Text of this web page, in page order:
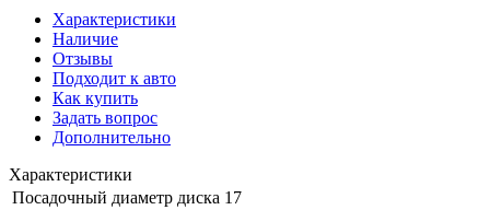
Характеристики
Наличие
Отзывы
Подходит к авто
Как купить
Задать вопрос
Дополнительно
Характеристики
Посадочный диаметр диска 17